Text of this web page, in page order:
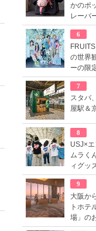
かのポ
レーバ
6
の世界
ーの限
7
スタバ
屋駅＆
8
USJ×
ムラく
ィグッ
9
大阪か
トホテ
場」の